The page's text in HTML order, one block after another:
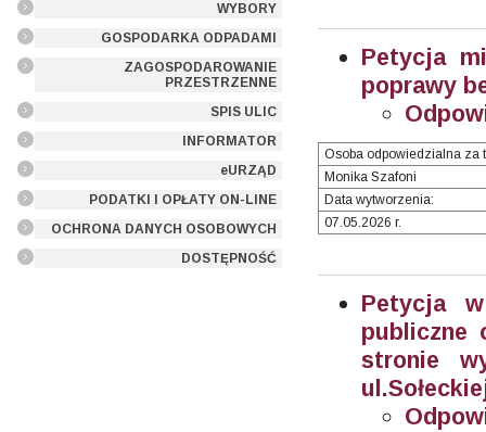
WYBORY
GOSPODARKA ODPADAMI
ZAGOSPODAROWANIE
PRZESTRZENNE
SPIS ULIC
INFORMATOR
eURZĄD
PODATKI I OPŁATY ON-LINE
OCHRONA DANYCH OSOBOWYCH
DOSTĘPNOŚĆ
Petycja
poprawy
Osoba odpowiedzialna za
Monika Szafoni
Data wytworzenia:
07.05.2026 r.
Petycja
publiczne
stronie